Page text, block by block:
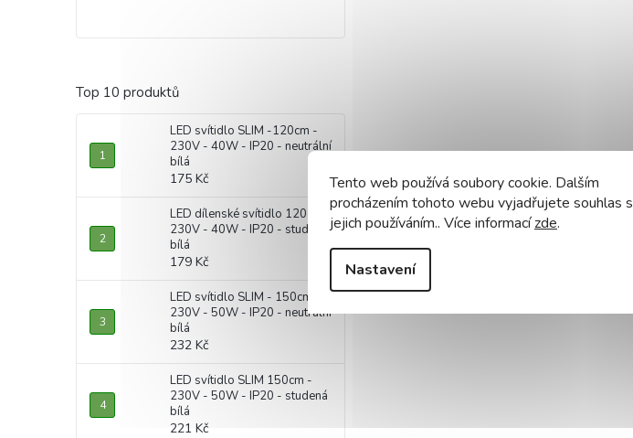
Tento web používá soubory cookie. Dalším
procházením tohoto webu vyjadřujete souhlas s
jejich používáním.. Více informacízde.
Nastavení
Top 10 produktů
LED svítidlo SLIM -120cm -
230V - 40W - IP20 - neutrální
bílá
175 Kč
LED dílenské svítidlo 120cm -
230V - 40W - IP20 - studená
bílá
179 Kč
LED svítidlo SLIM - 150cm -
230V - 50W - IP20 - neutrální
bílá
232 Kč
LED svítidlo SLIM 150cm -
230V - 50W - IP20 - studená
bílá
221 Kč